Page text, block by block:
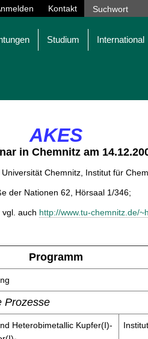
Kontakt
Studium International
AKES
in Chemnitz am
Chemnitz, Institut für
der Nationen 62, Hörsaal 1/346;
auch http://www.tu-chemnitz.de/
Programm
Prozesse
Heterobimetallic Kupfer(I)-